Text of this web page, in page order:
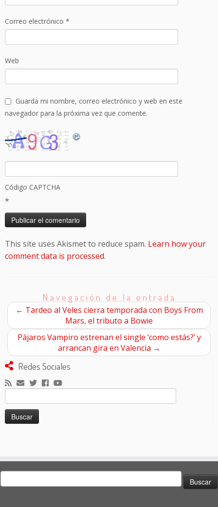
Correo electrónico *
Web
Guarda mi nombre, correo electrónico y web en este
navegador para la próxima vez que comente.
Código CAPTCHA
*
This site uses Akismet to reduce spam. Learn how your
comment data is processed.
Navegación de la entrada
← Tardeo al Veles cierra temporada con Boys From
Mars, el tributo a Bowie
Pájaros Vampiro estrenan el single ‘como estás?’ y
arrancan gira en Valencia →
Redes Sociales
Buscar:
Buscar: